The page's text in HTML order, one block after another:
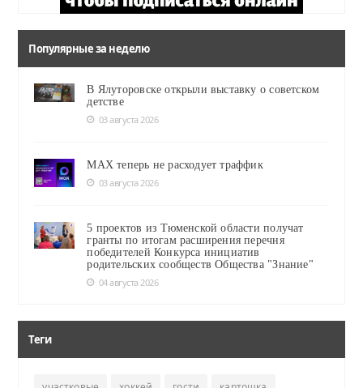
Популярные за неделю
В Ялуторовске открыли выставку о советском
детстве
03 августа 2026
MAX теперь не расходует траффик
03 августа 2026
5 проектов из Тюменской области получат
гранты по итогам расширения перечня
победителей Конкурса инициатив
родительских сообществ Общества "Знание"
04 августа 2026
Теги